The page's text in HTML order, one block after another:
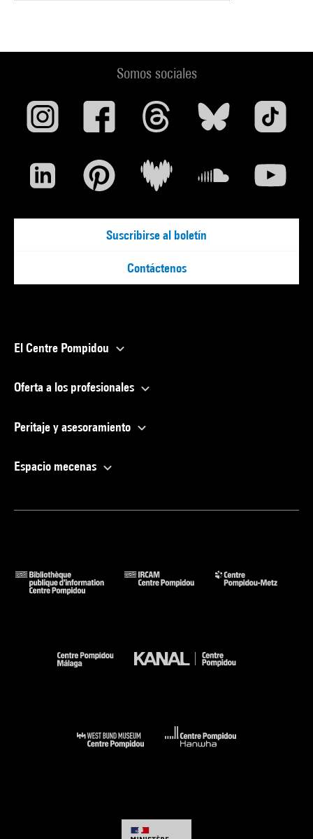
Somos sociales
Suscribirse al boletín
Contáctenos
El Centre Pompidou
Oferta a los profesionales
Peritaje y asesoramiento
Espacio mecenas